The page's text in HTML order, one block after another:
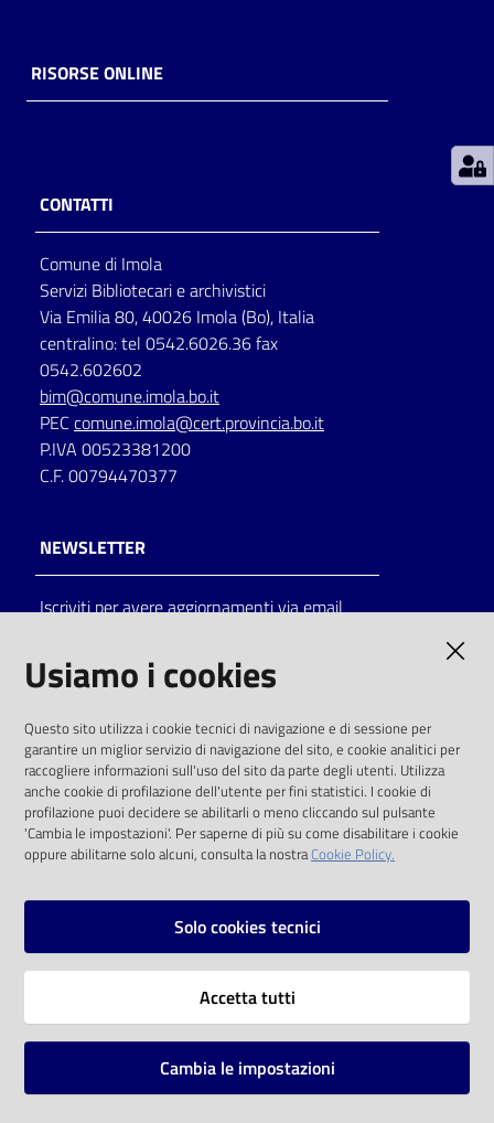
storico
per
lettura
Seguici
su
Catalogo
on line
Eventi
Chiedi al
bibliotecario
RISORSE ONLINE
CONTATTI
Comune di Imola
Servizi Bibliotecari e archivistici
Via Emilia 80, 40026 Imola (Bo), Italia
centralino: tel 0542.6026.36 fax
0542.602602
bim@comune.imola.bo.it
PEC comune.imola@cert.provincia.bo.it
P.IVA 00523381200
C.F. 00794470377
NEWSLETTER
Iscriviti per avere aggiornamenti via email
solo alle condizioni previste dalla direttiva
comunitaria 2003/98/CE e dal d.lgs. 36/2006
SOCIAL
Instagram
Vai alla pagina
Mappa del sito
Usiamo i cookies
Questo sito utilizza i cookie tecnici di navigazione e di sessione per
garantire un miglior servizio di navigazione del sito, e cookie analitici per
raccogliere informazioni sull'uso del sito da parte degli utenti. Utilizza
anche cookie di profilazione dell'utente per fini statistici. I cookie di
profilazione puoi decidere se abilitarli o meno cliccando sul pulsante
'Cambia le impostazioni'. Per saperne di più su come disabilitare i cookie
oppure abilitarne solo alcuni, consulta la nostraCookie Policy.
Solo cookies tecnici
Accetta tutti
Cambia le impostazioni